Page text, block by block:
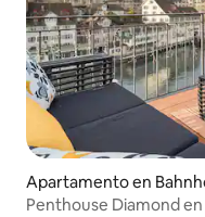
Apartamento en
Penthouse Diamond